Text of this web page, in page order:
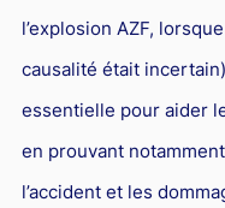
l’explosion AZF,
causalité était
essentielle pour aider
en prouvant
l’accident et les